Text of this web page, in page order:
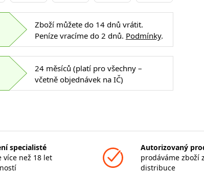
Zboží můžete do 14 dnů vrátit.
Peníze vracíme do 2 dnů. Podmínky.
24 měsíců (platí pro všechny –
včetně objednávek na IČ)
specialisté
více než 18 let
Autorizovaný
prodáváme zboží
distribuce